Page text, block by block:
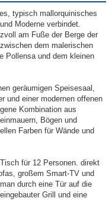
typisch mallorquinisches
Moderne verbindet.
am Fuße der Berge der
dem malerischen
Pollensa und dem kleinen
geräumigen Speisesaal,
und einer modernen offenen
Kombination aus
Bögen und
Farben für Wände und
für 12 Personen. direkt
großem Smart-TV und
durch eine Tür auf die
Grill und eine